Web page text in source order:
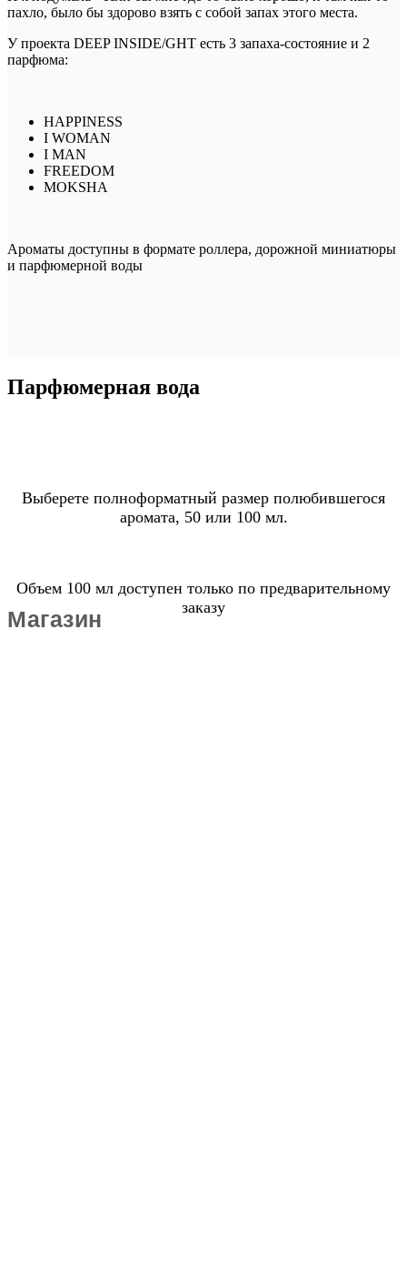
Магазин
пахло, было бы здорово взять с собой запах этого места.
У проекта DEEP INSIDE/GHT есть 3 запаха-состояние и 2
парфюма:
HAPPINESS
I WOMAN
I MAN
FREEDOM
MOKSHA
Ароматы доступны в формате роллера, дорожной миниатюры
и парфюмерной воды
Парфюмерная вода
Выберете полноформатный размер полюбившегося
аромата, 50 или 100 мл.
Объем 100 мл доступен только по предварительному
заказу